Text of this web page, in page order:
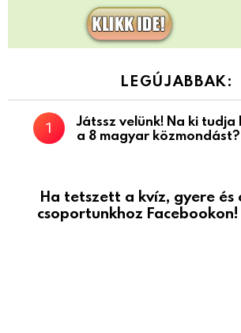
LEGÚJABBAK:
Játssz velünk! Na ki
a 8 magyar közmondást?
Ha tetszett a kvíz, gyere és
csoportunkhoz Facebookon!